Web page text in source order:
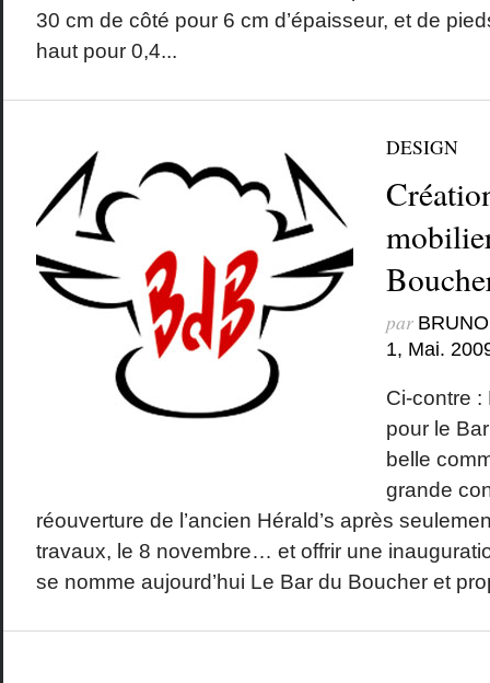
30 cm de côté pour 6 cm d’épaisseur, et de
haut pour 0,4...
DESIGN
par
1, Mai.
Ci-contre :
pour le
belle
grande
réouverture de l’ancien Hérald’s après
travaux, le 8 novembre… et offrir une
se nomme aujourd’hui Le Bar du Boucher et